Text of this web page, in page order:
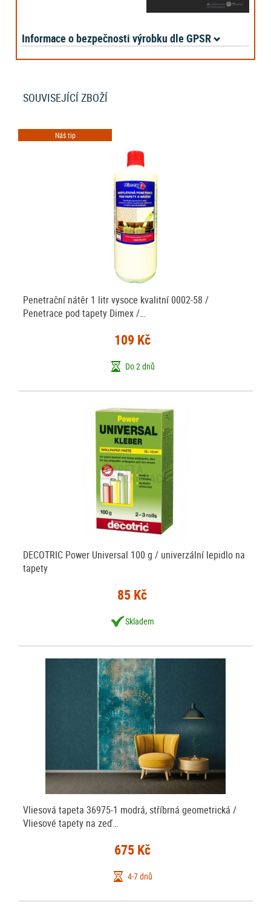
Informace o bezpečnosti výrobku dle GPSR
SOUVISEJÍCÍ ZBOŽÍ
Náš tip
Penetrační nátěr 1 litr vysoce kvalitní 0002-58 /
Penetrace pod tapety Dimex /…
109 Kč
Do 2 dnů
DECOTRIC Power Universal 100 g / univerzální lepidlo na
tapety
85 Kč
Skladem
Vliesová tapeta 36975-1 modrá, stříbrná geometrická /
Vliesové tapety na zeď…
675 Kč
4-7 dnů